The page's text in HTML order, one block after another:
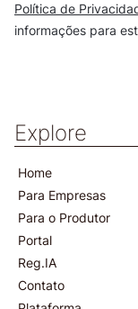
Explore
Home
Para Empresas
Para o Produtor
Portal
Reg.IA
Contato
Política de
informações para